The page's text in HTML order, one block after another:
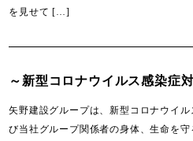
を見せて […]
～新型コロナウイルス感染症
矢野建設グループは、新型コロナウイ
び当社グループ関係者の身体、生命を